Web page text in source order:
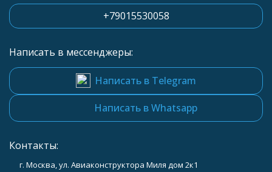
+79015530058
Написать в мессенджеры:
Написать в Telegram
Написать в Whatsapp
Контакты:
г. Москва, ул. Авиаконструктора Миля дом 2к1